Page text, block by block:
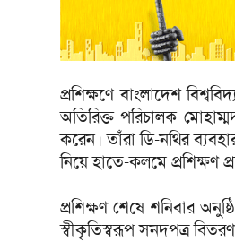
প্রশিক্ষণে বাংলাদেশ
অতিরিক্ত পরিচালক
করেন। তাঁরা ডি-নথির
নিয়ে হাতে-কলমে প্রশিক্ষণ
প্রশিক্ষণ শেষে শনিবার
স্বীকৃতিস্বরূপ সনদপত্র